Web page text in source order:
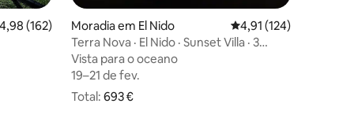
média de 4,98 em 5 estrelas, 162avaliações
4,98 (162)
Moradia em El Nido
Terra Nova · El Nido · Sunset Villa · 3
quartos
Vista para o oceano
Vista para o oceano
19–21 de fev.
19–21 de fev.
Total: 693 €
693 € no total
Classificação média
4,91 (124)